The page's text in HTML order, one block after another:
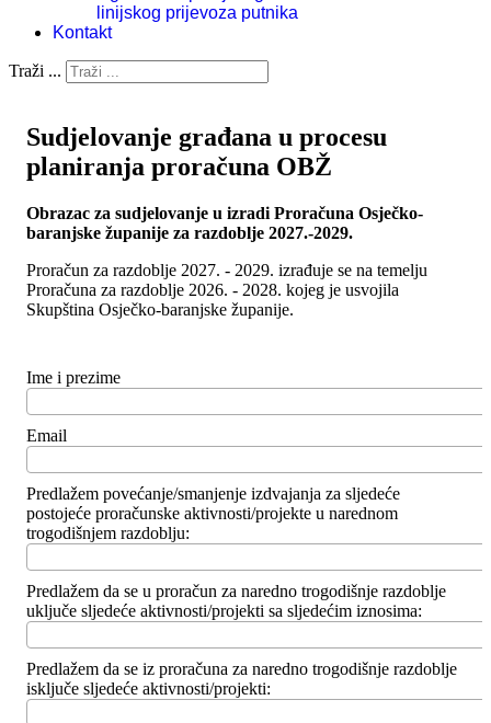
linijskog prijevoza putnika
Kontakt
Traži ...
Sudjelovanje građana u procesu
planiranja proračuna OBŽ
Obrazac za sudjelovanje u izradi Proračuna Osječko-
baranjske županije za razdoblje 2027.-2029.
Proračun za razdoblje 2027. - 2029. izrađuje se na temelju
Proračuna za razdoblje 2026. - 2028. kojeg je usvojila
Skupština Osječko-baranjske županije.
Ime i prezime
Email
Predlažem povećanje/smanjenje izdvajanja za sljedeće
postojeće proračunske aktivnosti/projekte u narednom
trogodišnjem razdoblju:
Predlažem da se u proračun za naredno trogodišnje razdoblje
uključe sljedeće aktivnosti/projekti sa sljedećim iznosima:
Predlažem da se iz proračuna za naredno trogodišnje razdoblje
isključe sljedeće aktivnosti/projekti: